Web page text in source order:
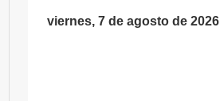
viernes, 7 de agosto de 2026